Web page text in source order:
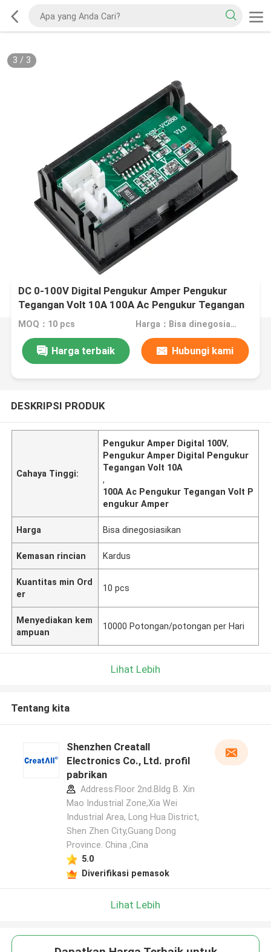
Tinggalkan pesan
Kami akan segera menghubungi Anda
kembali!
3 / 3
DC 0-100V Digital Pengukur Amper Pengukur
Tegangan Volt 10A 100A Ac Pengukur Tegangan
Volt Pengukur Amper
MOQ：10 pcs Harga：Bisa dinegosiasikan
Harga terbaik Hubungi kami
DESKRIPSI PRODUK
Cahaya Tinggi:
Pengukur Amper Digital 100V,
Pengukur Amper Digital Pengukur
Tegangan Volt 10A
,
100A Ac Pengukur Tegangan Volt P
engukur Amper
Harga Bisa dinegosiasikan
Kemasan rincian Kardus
Kuantitas min Ord
er
10 pcs
Menyediakan kem
ampuan
10000 Potongan/potongan per Hari
Lihat Lebih
Tentang kita
Shenzhen Creatall
Electronics Co., Ltd. profil
pabrikan
Address:Floor 2nd.Bldg B. Xin
Mao Industrial Zone,Xia Wei
Industrial Area, Long Hua District,
Shen Zhen City,Guang Dong
Province. China ,Cina
5.0
Diverifikasi pemasok
Lihat Lebih